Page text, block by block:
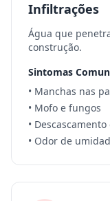
Infiltrações
Água que
construção.
Sintomas
• Manchas nas
• Mofo e fungos
•
• Odor de